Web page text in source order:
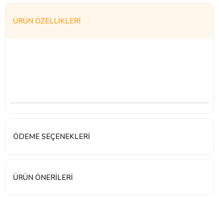
ÜRÜN ÖZELLIKLERI
ÖDEME SEÇENEKLERI
ÜRÜN ÖNERILERI